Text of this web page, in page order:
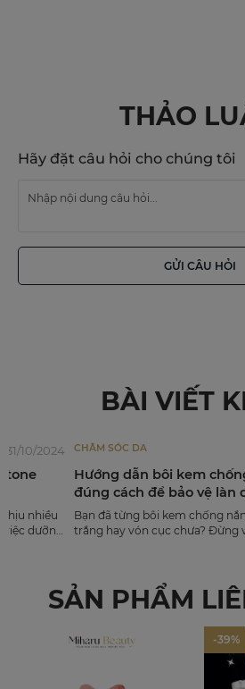
THẢO
Hãy đặt câu hỏi cho chúng tôi
GỬI CÂU HỎI
BÀI VIẾT
31/10/2024
tone
nhiều
dưỡng
CHĂM SÓC DA
Hướng dẫn bôi kem
đúng cách để bảo vệ làn
Bạn đã từng bôi kem chống
trắng hay vón cục chưa? Đừng
SẢN PHẨM
-39%